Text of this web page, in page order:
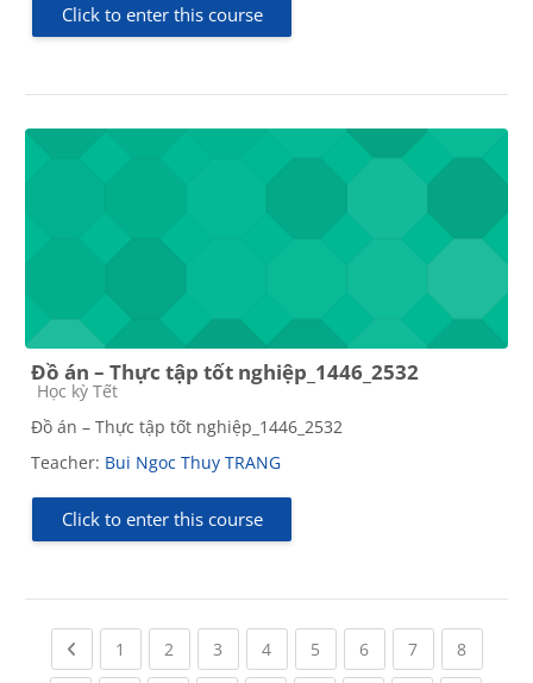
Click to enter this course
Đồ án – Thực tập tốt nghiệp_1446_2532
Course category
Học kỳ Tết
Đồ án – Thực tập tốt nghiệp_1446_2532
Teacher: Bui Ngoc Thuy TRANG
Click to enter this course
Previous page
1 (current)
2 (current)
3 (current)
4(current)
5 (current)
6(current)
7(current)
8(current)